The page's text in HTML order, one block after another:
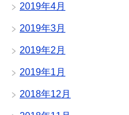
2019年4月
2019年3月
2019年2月
2019年1月
2018年12月